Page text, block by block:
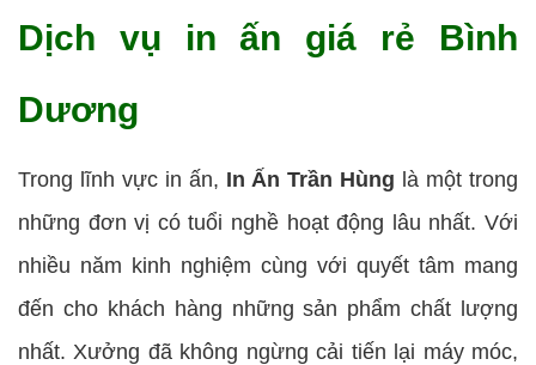
Dịch vụ in ấn giá rẻ Bình
Dương
Trong lĩnh vực in ấn, In Ấn Trần Hùng là một trong
những đơn vị có tuổi nghề hoạt động lâu nhất. Với
nhiều năm kinh nghiệm cùng với quyết tâm mang
đến cho khách hàng những sản phẩm chất lượng
nhất. Xưởng đã không ngừng cải tiến lại máy móc,